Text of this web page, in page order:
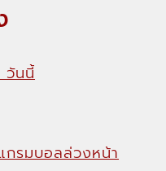
วันนี้
รมบอลล่วงหน้า